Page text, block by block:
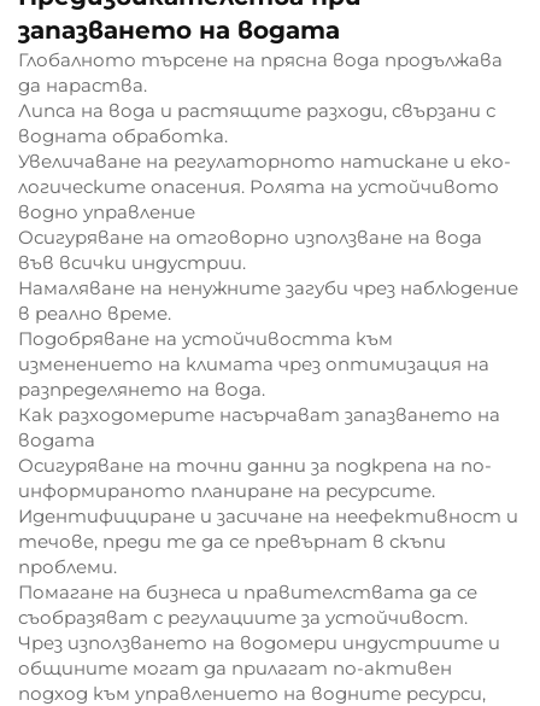
запазването на водата
Глобалното търсене на прясна вода продължава
да нараства.
Липса на вода и растящите разходи, свързани с
водната обработка.
Увеличаване на регулаторното натискане и еко-
логическите опасения. Ролята на устойчивото
водно управление
Осигуряване на отговорно използване на вода
във всички индустрии.
Намаляване на ненужните загуби чрез наблюдение
в реално време.
Подобряване на устойчивостта към
изменението на климата чрез оптимизация на
разпределянето на вода.
Как разходомерите насърчават запазването на
водата
Осигуряване на точни данни за подкрепа на по-
информираното планиране на ресурсите.
Идентифициране и засичане на неефективност и
течове, преди те да се превърнат в скъпи
проблеми.
Помагане на бизнеса и правителствата да се
съобразяват с регулациите за устойчивост.
Чрез използването на водомери индустриите и
общините могат да прилагат по-активен
подход към управлението на водните ресурси,